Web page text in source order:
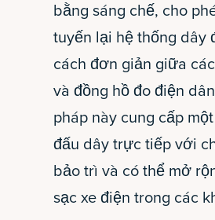
bằng sáng chế, cho
tuyến lại hệ thống dây
cách đơn giản giữa
và đồng hồ đo điện
pháp này cung cấp
đấu dây trực tiếp với
bảo trì và có thể mở
sạc xe điện trong các